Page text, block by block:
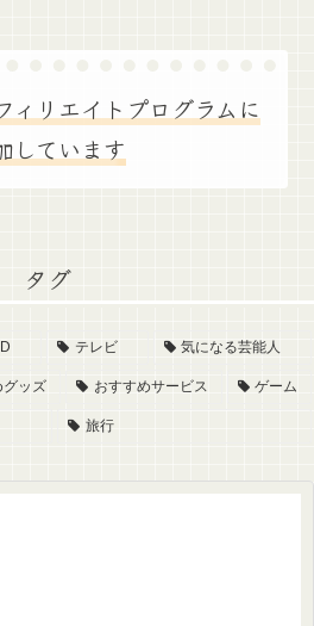
ィリエイトプログラムに
しています
タグ
テレビ 気になる芸能人
グッズ おすすめサービス ゲーム
旅行